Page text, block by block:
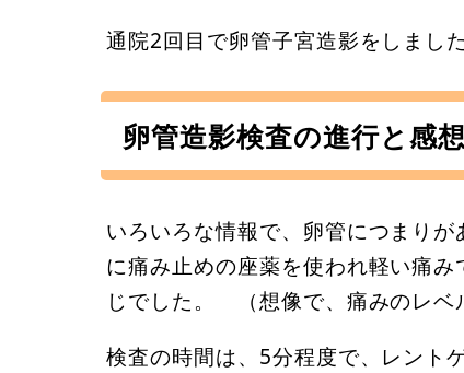
通院2回目で卵管子宮造影をしました
卵管造影検査の進行と感想
いろいろな情報で、卵管につまり
に痛み止めの座薬を使われ軽い痛
じでした。 （想像で、痛みのレベ
検査の時間は、5分程度で、レント